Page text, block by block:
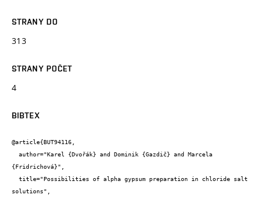
STRANY DO
313
STRANY POČET
4
BIBTEX
@article{BUT94116,
{Fridrichová}",
solutions",